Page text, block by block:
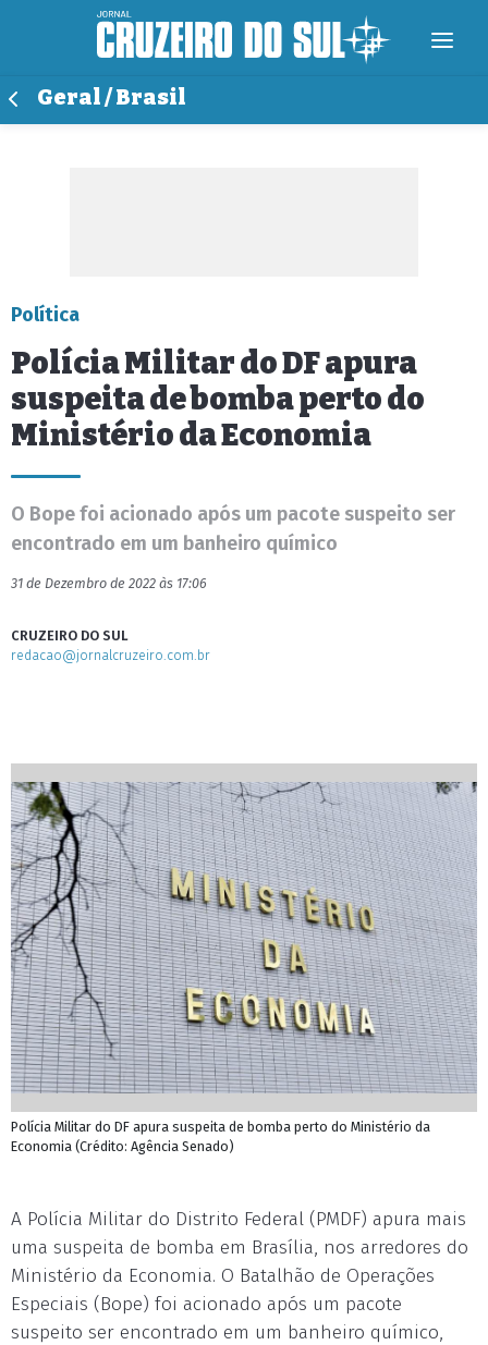
Geral / Brasil
Política
Polícia Militar do DF apura
suspeita de bomba perto do
Ministério da Economia
O Bope foi acionado após um pacote suspeito ser
encontrado em um banheiro químico
31 de Dezembro de 2022 às 17:06
CRUZEIRO DO SUL
redacao@jornalcruzeiro.com.br
Polícia Militar do DF apura suspeita de bomba perto do Ministério da
Economia (Crédito: Agência Senado)
A Polícia Militar do Distrito Federal (PMDF) apura mais
uma suspeita de bomba em Brasília, nos arredores do
Ministério da Economia. O Batalhão de Operações
Especiais (Bope) foi acionado após um pacote
suspeito ser encontrado em um banheiro químico,